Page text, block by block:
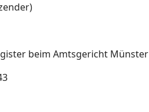
beim Amtsgericht Münster